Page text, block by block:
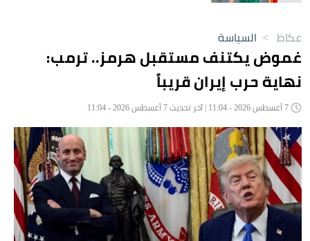
عكاظ > السياسة
غموض يكتنف مستقبل هرمز.. ترمب:
نهاية حرب إيران قريباً